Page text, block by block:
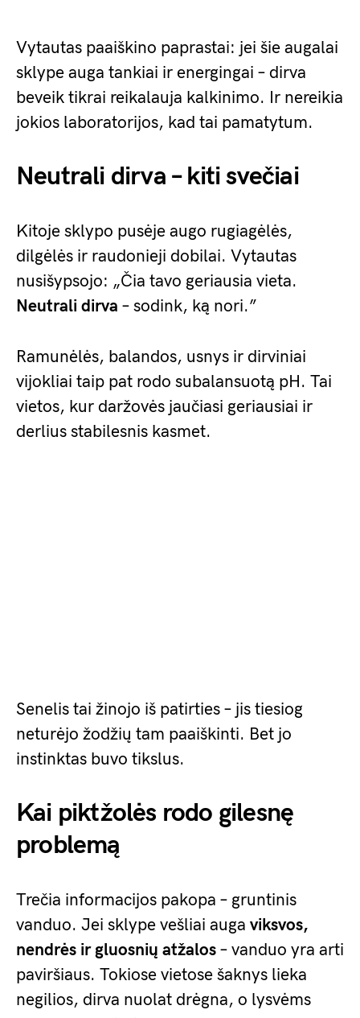
Vytautas paaiškino paprastai: jei šie augalai
sklype auga tankiai ir energingai – dirva
beveik tikrai reikalauja kalkinimo. Ir nereikia
jokios laboratorijos, kad tai pamatytum.
Neutrali dirva – kiti svečiai
Kitoje sklypo pusėje augo rugiagėlės,
dilgėlės ir raudonieji dobilai. Vytautas
nusišypsojo: „Čia tavo geriausia vieta.
Neutrali dirva – sodink, ką nori.”
Ramunėlės, balandos, usnys ir dirviniai
vijokliai taip pat rodo subalansuotą pH. Tai
vietos, kur daržovės jaučiasi geriausiai ir
derlius stabilesnis kasmet.
Senelis tai žinojo iš patirties – jis tiesiog
neturėjo žodžių tam paaiškinti. Bet jo
instinktas buvo tikslus.
Kai piktžolės rodo gilesnę
problemą
Trečia informacijos pakopa – gruntinis
vanduo. Jei sklype vešliai auga viksvos,
nendrės ir gluosnių atžalos – vanduo yra arti
paviršiaus. Tokiose vietose šaknys lieka
negilios, dirva nuolat drėgna, o lysvėms